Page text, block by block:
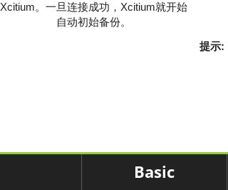
Xcitium。一旦连接成功，Xcitium就开始
自动初始备份。
提示:
Basic